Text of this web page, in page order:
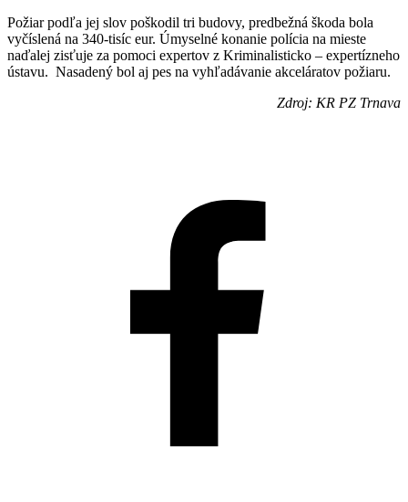
Požiar podľa jej slov poškodil tri budovy, predbežná škoda bola
vyčíslená na 340-tisíc eur. Úmyselné konanie polícia na mieste
naďalej zisťuje za pomoci expertov z Kriminalisticko – expertízneho
ústavu. Nasadený bol aj pes na vyhľadávanie akceláratov požiaru.
Zdroj: KR PZ Trnava